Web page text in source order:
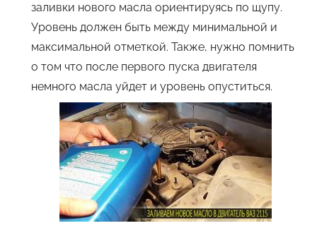
заливки нового масла ориентируясь по щупу.
Уровень должен быть между минимальной и
максимальной отметкой. Также, нужно помнить
о том что после первого пуска двигателя
немного масла уйдет и уровень опуститься.